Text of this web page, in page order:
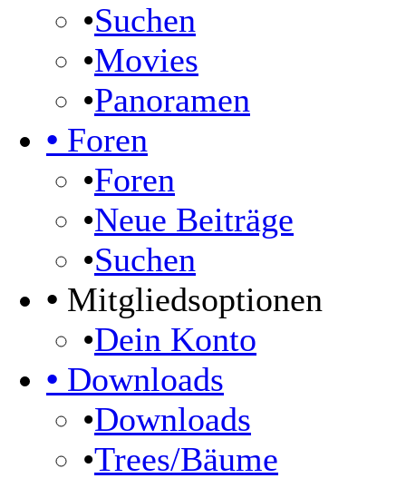
•Suchen
•Movies
•Panoramen
• Foren
•Foren
•Neue Beiträge
•Suchen
• Mitgliedsoptionen
•Dein Konto
• Downloads
•Downloads
•Trees/Bäume